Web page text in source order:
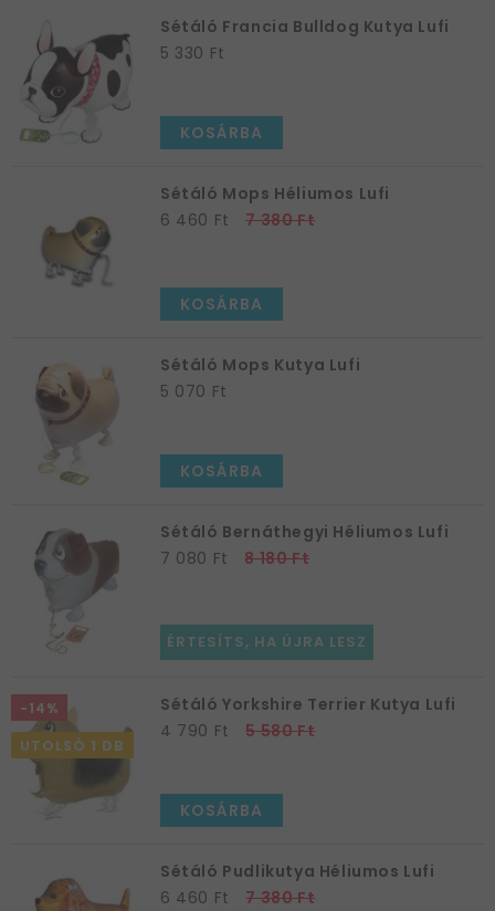
Sétáló Francia Bulldog Kutya Lufi
5 330 Ft
KOSÁRBA
Sétáló Mops Héliumos Lufi
6 460 Ft
7 380 Ft
KOSÁRBA
Sétáló Mops Kutya Lufi
5 070 Ft
KOSÁRBA
Sétáló Bernáthegyi Héliumos Lufi
7 080 Ft
8 180 Ft
ÉRTESÍTS, HA ÚJRA LESZ
-14%
UTOLSÓ 1 DB
Sétáló Yorkshire Terrier Kutya Lufi
4 790 Ft
5 580 Ft
KOSÁRBA
Sétáló Pudlikutya Héliumos Lufi
6 460 Ft
7 380 Ft